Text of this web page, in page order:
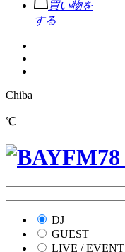
買い物を
する
Chiba
℃
DJ
GUEST
LIVE / EVENT